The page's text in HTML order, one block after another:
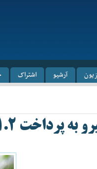
آرشیو اشتراک
۱.۲ میلیون دلار